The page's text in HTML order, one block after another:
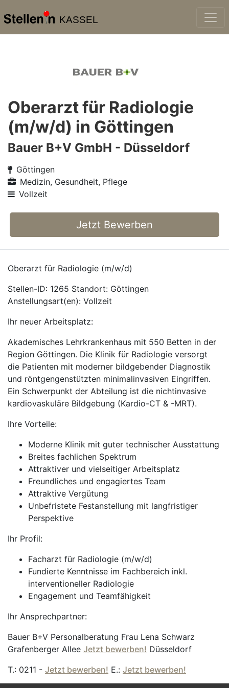
KASSEL
Oberarzt für Radiologie
(m/w/d) in Göttingen
Bauer B+V GmbH - Düsseldorf
Göttingen
Medizin, Gesundheit, Pflege
Vollzeit
Jetzt Bewerben
Oberarzt für Radiologie (m/w/d)
Stellen-ID: 1265 Standort: Göttingen
Anstellungsart(en): Vollzeit
Ihr neuer Arbeitsplatz:
Akademisches Lehrkrankenhaus mit 550 Betten in der
Region Göttingen. Die Klinik für Radiologie versorgt
die Patienten mit moderner bildgebender Diagnostik
und röntgengenstützten minimalinvasiven Eingriffen.
Ein Schwerpunkt der Abteilung ist die nichtinvasive
kardiovaskuläre Bildgebung (Kardio-CT & -MRT).
Ihre Vorteile:
Moderne Klinik mit guter technischer Ausstattung
Breites fachlichen Spektrum
Attraktiver und vielseitiger Arbeitsplatz
Freundliches und engagiertes Team
Attraktive Vergütung
Unbefristete Festanstellung mit langfristiger
Perspektive
Ihr Profil:
Facharzt für Radiologie (m/w/d)
Fundierte Kenntnisse im Fachbereich inkl.
interventioneller Radiologie
Engagement und Teamfähigkeit
Ihr Ansprechpartner:
Bauer B+V Personalberatung Frau Lena Schwarz
Grafenberger Allee Jetzt bewerben! Düsseldorf
T.: 0211 - Jetzt bewerben! E.: Jetzt bewerben!